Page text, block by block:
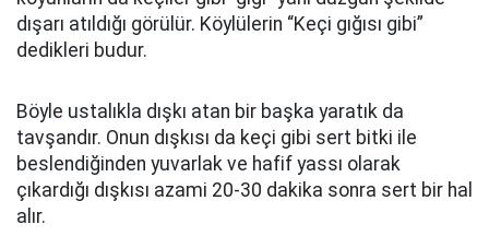
dışarı atıldığı görülür. Köylülerin “Keçi gığısı gibi”
dedikleri budur.
Böyle ustalıkla dışkı atan bir başka yaratık da
tavşandır. Onun dışkısı da keçi gibi sert bitki ile
beslendiğinden yuvarlak ve hafif yassı olarak
çıkardığı dışkısı azami 20-30 dakika sonra sert bir hal
alır.